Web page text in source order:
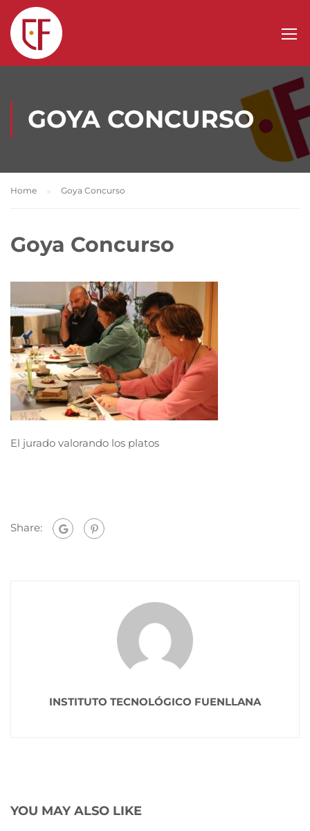
GOYA CONCURSO
Home Goya Concurso
Goya Concurso
El jurado valorando los platos
Share:
INSTITUTO TECNOLÓGICO FUENLLANA
YOU MAY ALSO LIKE